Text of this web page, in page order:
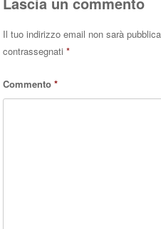
Il tuo indirizzo email non sarà
contrassegnati*
Commento*